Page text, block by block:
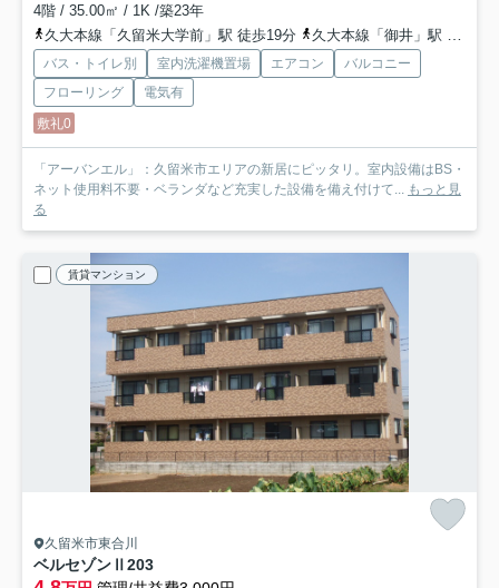
4階 / 35.00㎡ / 1K /築23年
久大本線「久留米大学前」駅 徒歩19分
久大本線「御井」駅 徒歩27分
バス・トイレ別 室内洗濯機置場 エアコン
バルコニー
フローリング
電気有
敷礼0
「アーバンエル」：久留米市エリアの新居にピッタリ。室内設備はBS・
ネット使用料不要・ベランダなど充実した設備を備え付けて... もっと見
る
賃貸マンション
久留米市東合川
ベルセゾンⅡ 203